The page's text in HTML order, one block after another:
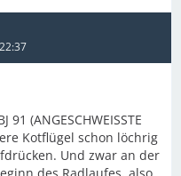
(ANGESCHWEISSTE
Kotflügel schon löchrig
Und zwar an der